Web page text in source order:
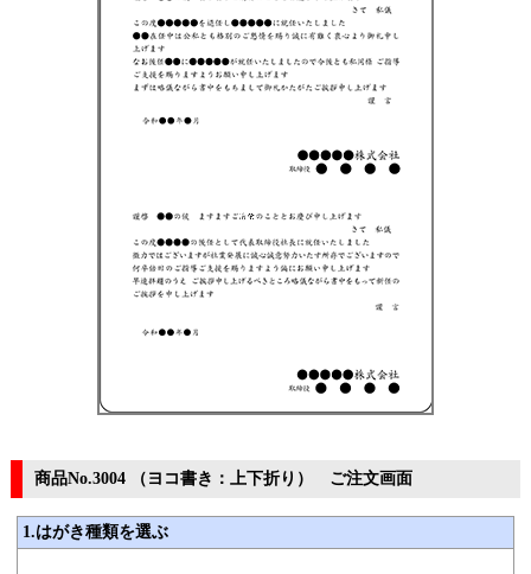
商品No.3004 （ヨコ書き：上下折り） ご注文画面
1.はがき種類を選ぶ